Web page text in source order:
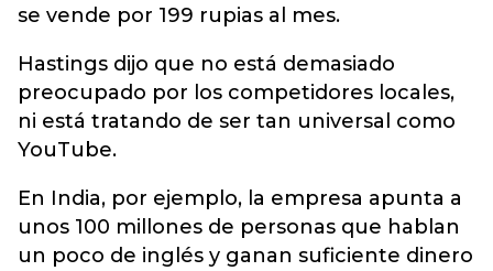
se vende por 199 rupias al mes.
Hastings dijo que no está demasiado
preocupado por los competidores locales,
ni está tratando de ser tan universal como
YouTube.
En India, por ejemplo, la empresa apunta a
unos 100 millones de personas que hablan
un poco de inglés y ganan suficiente dinero